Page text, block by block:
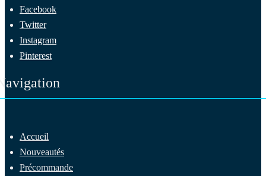
Facebook
Twitter
Instagram
Pinterest
Accueil
Nouveautés
Précommande